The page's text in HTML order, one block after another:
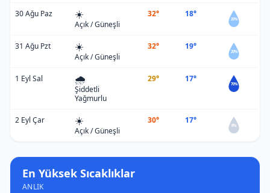
30 Ağu Paz ☀️
Açık / Güneşli
32° 18°
20%
31 Ağu Pzt ☀️
Açık / Güneşli
32° 19°
20%
1 Eyl Sal 🌧️
Şiddetli
Yağmurlu
29° 17°
70%
2 Eyl Çar ☀️
Açık / Güneşli
30° 17°
0%
En Yüksek Sıcaklıklar
ANLIK